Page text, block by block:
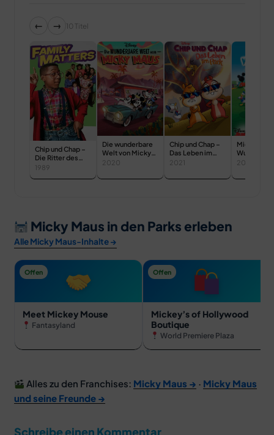
← → 10 Titel
Chip und Chap –
Die Ritter des
Rechts
1989
Die wunderbare
Welt von Micky
Maus
2020
Chip und Chap –
Das Leben im
Park
2021
Micky Maus
2006
Micky Maus in den Parks erleben
Alle Micky Maus-Inhalte →
Offen
Meet Mickey Mouse
Fantasyland
Offen
Mickey’s of Hollywood
Boutique
World Premiere Plaza
Alles zu den Franchises: Micky Maus → · Micky Maus
und seine Freunde →
Schreibe einen Kommentar